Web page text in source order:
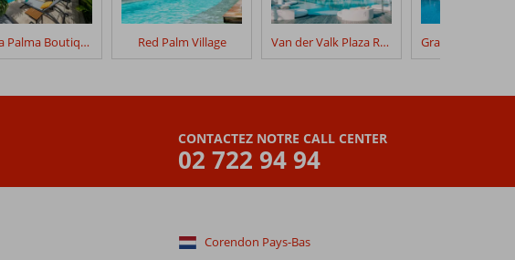
Casita Palma Boutique Resort Red Palm Village Van der Valk Plaza Royal Residence Bonaire
CONTACTEZ NOTRE CALL CENTER
02 722 94 94
Corendon Pays-Bas